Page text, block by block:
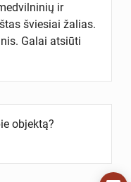
ir
šviesiai žalias.
Galai atsiūti
objektą?